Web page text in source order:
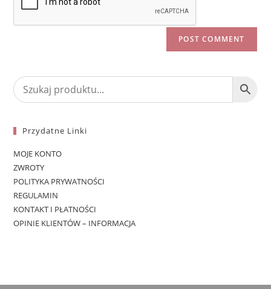
Przydatne Linki
MOJE KONTO
ZWROTY
POLITYKA PRYWATNOŚCI
REGULAMIN
KONTAKT I PŁATNOŚCI
OPINIE KLIENTÓW – INFORMACJA